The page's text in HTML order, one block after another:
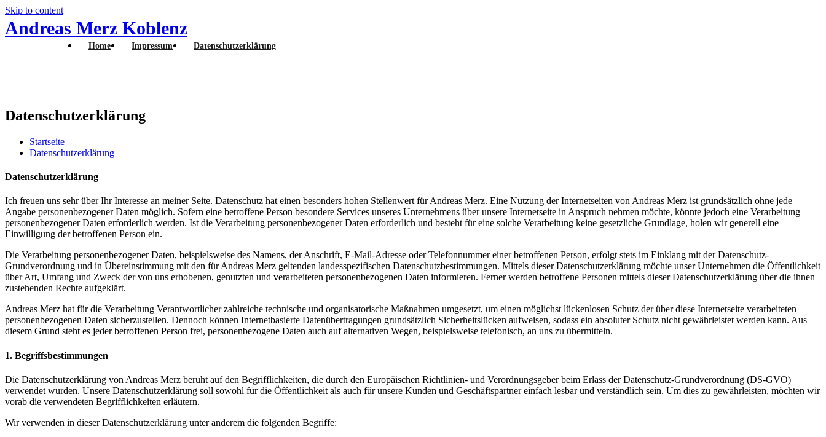
Skip to content
Andreas Merz Koblenz
Home Impressum Datenschutzerklärung
Datenschutzerklärung
Startseite
Datenschutzerklärung
Datenschutzerklärung
Ich freuen uns sehr über Ihr Interesse an meiner Seite. Datenschutz hat einen besonders hohen Stellenwert für Andreas Merz. Eine Nutzung der Internetseiten von Andreas Merz ist grundsätzlich ohne jede
Angabe personenbezogener Daten möglich. Sofern eine betroffene Person besondere Services unseres Unternehmens über unsere Internetseite in Anspruch nehmen möchte, könnte jedoch eine Verarbeitung
personenbezogener Daten erforderlich werden. Ist die Verarbeitung personenbezogener Daten erforderlich und besteht für eine solche Verarbeitung keine gesetzliche Grundlage, holen wir generell eine
Einwilligung der betroffenen Person ein.
Die Verarbeitung personenbezogener Daten, beispielsweise des Namens, der Anschrift, E-Mail-Adresse oder Telefonnummer einer betroffenen Person, erfolgt stets im Einklang mit der Datenschutz-
Grundverordnung und in Übereinstimmung mit den für Andreas Merz geltenden landesspezifischen Datenschutzbestimmungen. Mittels dieser Datenschutzerklärung möchte unser Unternehmen die Öffentlichkeit
über Art, Umfang und Zweck der von uns erhobenen, genutzten und verarbeiteten personenbezogenen Daten informieren. Ferner werden betroffene Personen mittels dieser Datenschutzerklärung über die ihnen
zustehenden Rechte aufgeklärt.
Andreas Merz hat für die Verarbeitung Verantwortlicher zahlreiche technische und organisatorische Maßnahmen umgesetzt, um einen möglichst lückenlosen Schutz der über diese Internetseite verarbeiteten
personenbezogenen Daten sicherzustellen. Dennoch können Internetbasierte Datenübertragungen grundsätzlich Sicherheitslücken aufweisen, sodass ein absoluter Schutz nicht gewährleistet werden kann. Aus
diesem Grund steht es jeder betroffenen Person frei, personenbezogene Daten auch auf alternativen Wegen, beispielsweise telefonisch, an uns zu übermitteln.
1. Begriffsbestimmungen
Die Datenschutzerklärung von Andreas Merz beruht auf den Begrifflichkeiten, die durch den Europäischen Richtlinien- und Verordnungsgeber beim Erlass der Datenschutz-Grundverordnung (DS-GVO)
verwendet wurden. Unsere Datenschutzerklärung soll sowohl für die Öffentlichkeit als auch für unsere Kunden und Geschäftspartner einfach lesbar und verständlich sein. Um dies zu gewährleisten, möchten wir
vorab die verwendeten Begrifflichkeiten erläutern.
Wir verwenden in dieser Datenschutzerklärung unter anderem die folgenden Begriffe: